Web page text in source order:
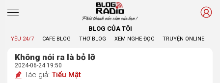
Phát thanh xúc cảm của bạn !
BLOG CỦA TÔI
YÊU 24/7 CAFE BLOG THƠ BLOG XEM NGHE ĐỌC TRUYỆN ONLINE
Không nói ra là bỏ lỡ
2024-06-24 19:50
Tác giả: Tiểu Mật